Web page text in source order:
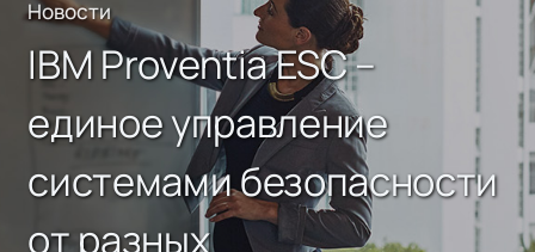
Новости
IBM Proventia ESC –
единое управление
системами безопасности
от разных